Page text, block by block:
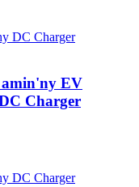
EV
Charger